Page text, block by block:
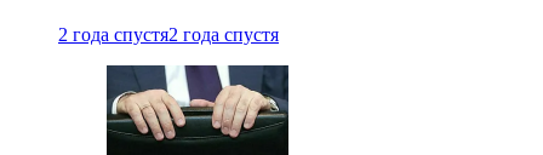
2 года спустя2 года спустя